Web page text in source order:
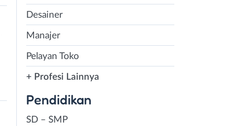
Desainer
Manajer
Pelayan Toko
+ Profesi Lainnya
Pendidikan
SD – SMP